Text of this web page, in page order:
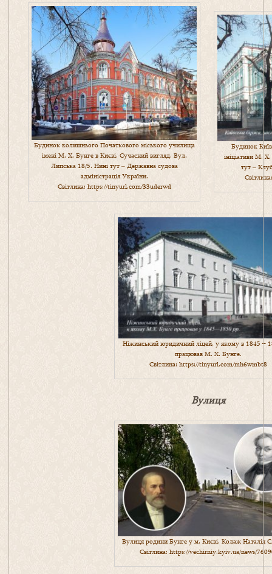
Будинок колишнього Початкового міського училища
імені М. Х. Бунге в Києві. Сучасний вигляд. Вул.
Липська 18/5. Нині тут ‒ Державна судова
адміністрація України.
Світлина: https://tinyurl.com/33uderwd
Будинок
ініціативи М.
тут ‒
Ніжинський юридичний ліцей, у якому в 1845 –
працював М. Х. Бунге.
Світлина: https://tinyurl.com/mh6wmbt8
Вулиця
Вулиця родини Бунге у м. Києві. Колаж Наталія
Світлина: https://vechirniy.kyiv.ua/news/